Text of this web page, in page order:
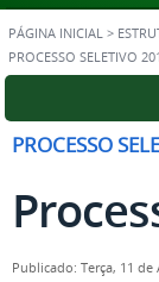
PÁGINA INICIAL >
PROCESSO SELETIVO
PROCESSO
Publicado: Terça, 11 de